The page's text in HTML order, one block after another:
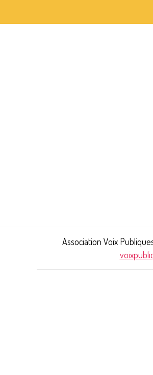
Association Voix